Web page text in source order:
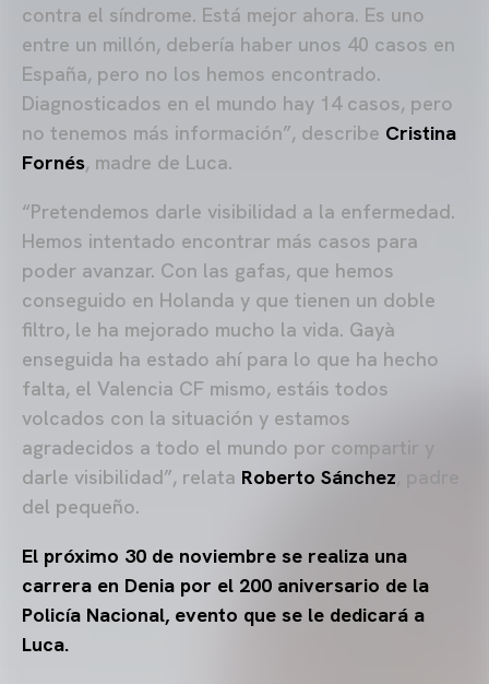
contra el síndrome. Está mejor ahora. Es uno
entre un millón, debería haber unos 40 casos en
España, pero no los hemos encontrado.
Diagnosticados en el mundo hay 14 casos, pero
no tenemos más información”, describe Cristina
Fornés, madre de Luca.
“Pretendemos darle visibilidad a la enfermedad.
Hemos intentado encontrar más casos para
poder avanzar. Con las gafas, que hemos
conseguido en Holanda y que tienen un doble
filtro, le ha mejorado mucho la vida. Gayà
enseguida ha estado ahí para lo que ha hecho
falta, el Valencia CF mismo, estáis todos
volcados con la situación y estamos
agradecidos a todo el mundo por compartir y
darle visibilidad”, relata Roberto Sánchez
del pequeño.
El próximo 30 de noviembre se realiza una
carrera en Denia por el 200 aniversario de la
Policía Nacional, evento que se le dedicará a
Luca.